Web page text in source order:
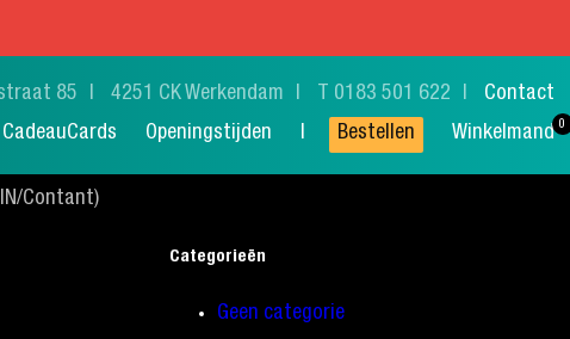
85 4251 CK Werkendam T 0183 501 622
Contact
CadeauCards Openingstijden Bestellen Winkelmand
Contant)
Categorieën
Geen categorie